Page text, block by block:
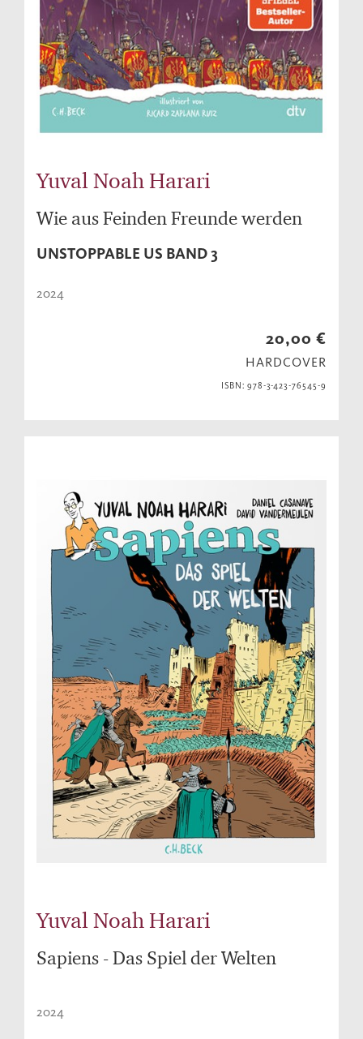
Yuval Noah Harari
Wie aus Feinden Freunde werden
UNSTOPPABLE US BAND 3
2024
20,00 €
HARDCOVER
ISBN: 978-3-423-76545-9
Yuval Noah Harari
Sapiens - Das Spiel der Welten
2024